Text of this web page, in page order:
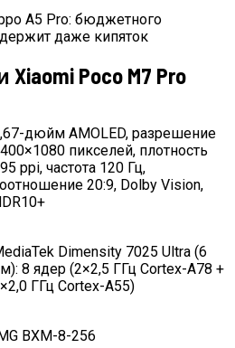
A5 Pro: бюджетного
даже кипяток
Poco M7 Pro
дюйм AMOLED, разрешение
пикселей, плотность
ppi, частота 120 Гц,
20:9, Dolby Vision,
Dimensity 7025 Ultra (6
8 ядер (2×2,5 ГГц Cortex-A78 +
ГГц Cortex-A55)
IMG BXM-8-256